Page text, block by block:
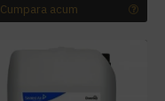
Cumpara acum